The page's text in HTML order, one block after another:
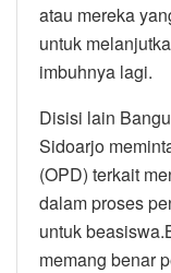
atau mereka
untuk
imbuhnya lagi.
Disisi lain
Sidoarjo
(OPD) terkait
dalam proses
untuk
memang benar